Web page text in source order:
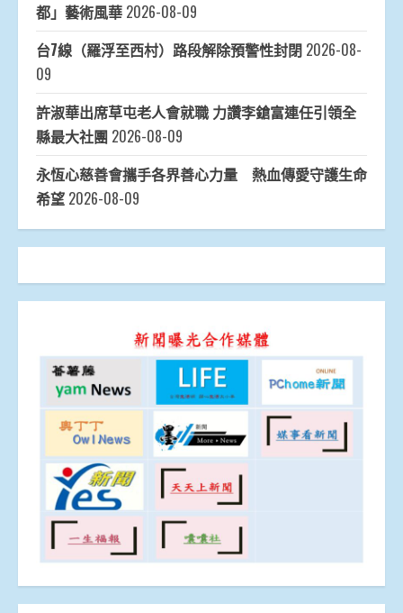
都」藝術風華 2026-08-09
台7線（羅浮至西村）路段解除預警性封閉 2026-08-
09
許淑華出席草屯老人會就職 力讚李鎗富連任引領全
縣最大社團 2026-08-09
永恆心慈善會攜手各界善心力量 熱血傳愛守護生命
希望 2026-08-09